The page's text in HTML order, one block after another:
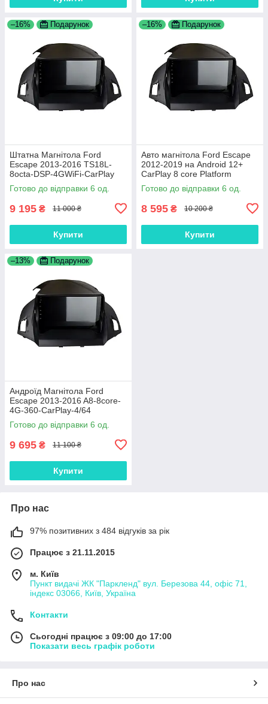
–16% Подарунок
Штатна Магнітола Ford
Escape 2013-2016 TS18L-
8octa-DSP-4GWiFi-CarPlay
Готово до відправки 6 од.
9 195 ₴ 11 000 ₴
Купити
–16% Подарунок
Авто магнітола Ford Escape
2012-2019 на Android 12+
CarPlay 8 core Platform
XyAuto
Готово до відправки 6 од.
8 595 ₴ 10 200 ₴
Купити
–13% Подарунок
Андроїд Магнітола Ford
Escape 2013-2016 A8-8core-
4G-360-CarPlay-4/64
Готово до відправки 6 од.
9 695 ₴ 11 100 ₴
Купити
Про нас
97% позитивних з 484 відгуків за рік
Працює з 21.11.2015
м. Київ
Пункт видачі ЖК "Паркленд" вул. Березова 44, офіс 71,
індекс 03066, Київ, Україна
Контакти
Сьогодні працює з 09:00 до 17:00
Показати весь графік роботи
Про нас